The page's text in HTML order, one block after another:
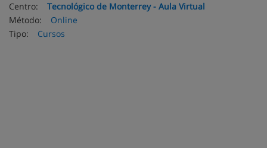
Centro:
Tecnológico de Monterrey - Aula Virtual
Método:
Online
Tipo:
Cursos